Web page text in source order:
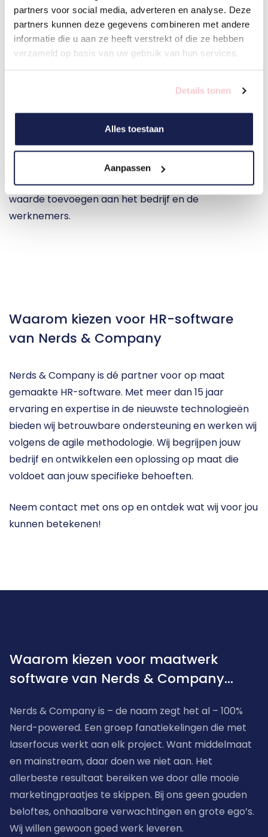
partners voor social media, adverteren en analyse. Deze
partners kunnen deze gegevens combineren met andere
informatie die u aan ze heeft verstrekt of die ze hebben
verzameld op basis van uw gebruik van hun services.
Details tonen
Alles toestaan
Aanpassen
verminderen van fouten en het minimaliseren van
risico's, wat weer leidt tot een betere naleving van
wet- en regelgeving. Door een goed werkend HR-
informatie gecentraliseerd en de communicatie
betrokkenheid van medewerkers, wat leidt tot een
hogere tevredenheid en betrokkenheid op de
werkvloer.
Door efficiënt te werken kan de HR-afdeling meer
waarde toevoegen aan het bedrijf en de
werknemers.
Waarom kiezen voor HR-software
van Nerds & Company
Nerds & Company is dé partner voor op maat
gemaakte HR-software. Met meer dan 15 jaar
ervaring en expertise in de nieuwste technologieën
bieden wij betrouwbare ondersteuning en werken wij
volgens de agile methodologie. Wij begrijpen jouw
bedrijf en ontwikkelen een oplossing op maat die
voldoet aan jouw specifieke behoeften.
Neem contact met ons op en ontdek wat wij voor jou
kunnen betekenen!
Waarom kiezen voor maatwerk
software van Nerds & Company...
Nerds & Company is – de naam zegt het al – 100%
Nerd-powered. Een groep fanatiekelingen die met
laserfocus werkt aan elk project. Want middelmaat
en mainstream, daar doen we niet aan. Het
allerbeste resultaat bereiken we door alle mooie
marketingpraatjes te skippen. Bij ons geen gouden
beloftes, onhaalbare verwachtingen en grote ego’s.
Wij willen gewoon goed werk leveren.